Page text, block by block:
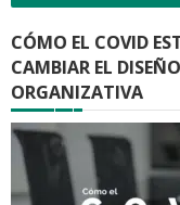
CÓMO EL COVID
CAMBIAR EL
ORGANIZATIVA